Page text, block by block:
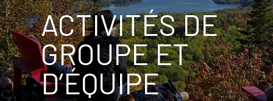
ACTIVITÉS DE
GROUPE ET
D’ÉQUIPE